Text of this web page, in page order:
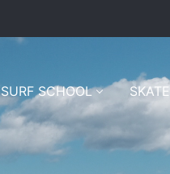
SURF SCHOOL